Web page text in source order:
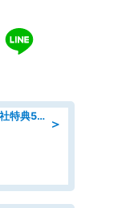
＞
2026年転職応援キャンペーン!入社特典58万円/デンソーで働こう!自動車工場で小型部品の検査業務 denso aichi